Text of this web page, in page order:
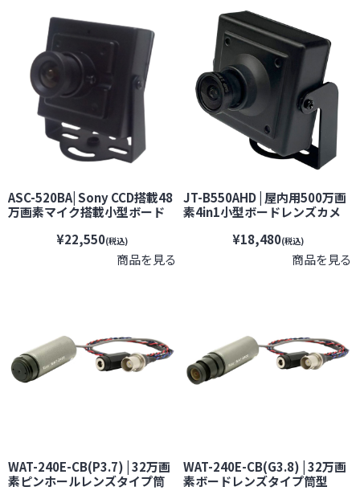
ASC-520BA| Sony CCD搭載48
万画素マイク搭載小型ボード
【監視カメラ】【セキュリティ
ーカメラ】【小型カメラ】
¥22,550(税込)
商品を見る
JT-B550AHD | 屋内用500万画
素4in1小型ボードレンズカメ
ラ】【セキュリティーカメラ】
¥18,480(税込)
商品を見る
WAT-240E-CB(P3.7) | 32万画
素ピンホールレンズタイプ筒
WAT-240E-CB(G3.8) | 32万画
素ボードレンズタイプ筒型